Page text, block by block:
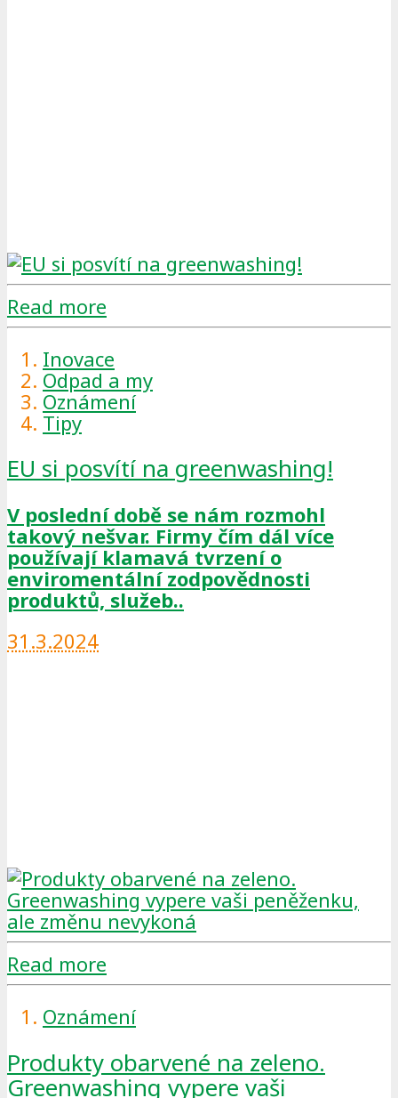
Read more
Inovace
Odpad a my
Oznámení
Tipy
EU si posvítí na greenwashing!
V poslední době se nám rozmohl
takový nešvar. Firmy čím dál více
používají klamavá tvrzení o
enviromentální zodpovědnosti
produktů, služeb..
31.3.2024
Read more
Oznámení
Produkty obarvené na zeleno.
Greenwashing vypere vaši